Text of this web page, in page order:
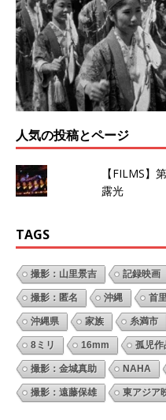
人気の投稿とページ
【FILMS】
露光
TAGS
撮影：山里景吉 記録映画
撮影：匿名 沖縄 首
沖縄県 家族 糸満市
8ミリ 16mm 孤児作
撮影：金城真助 NAHA
撮影：遠藤保雄 東アジア